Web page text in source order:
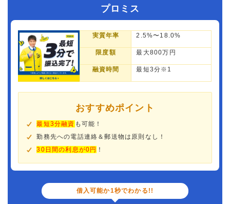
プロミス
実質年率 2.5%〜18.0%
限度額 最大800万円
融資時間 最短3分※1
おすすめポイント
最短3分融資 も可能！
勤務先への電話連絡＆郵送物は原則なし！
30日間の利息が0円 ！
借入可能か1秒でわかる!!